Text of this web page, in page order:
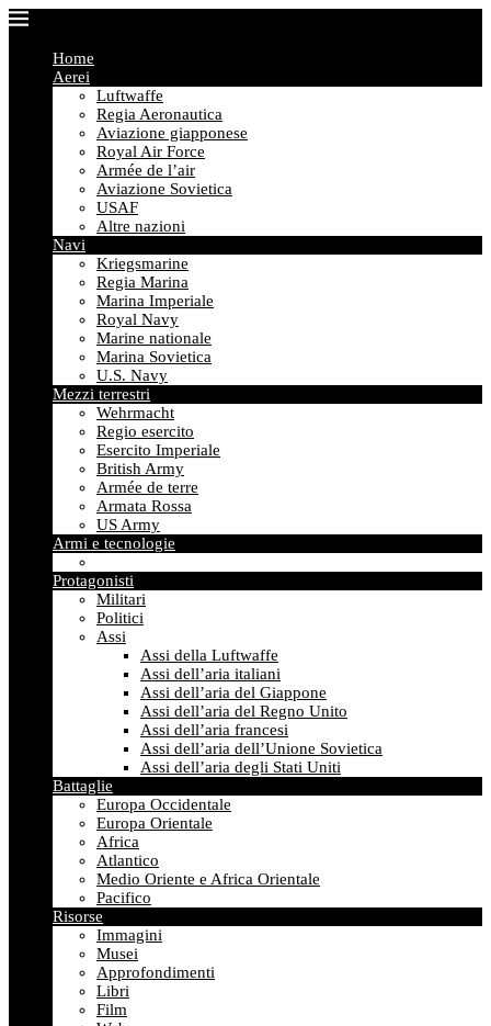
Home
Aerei
Luftwaffe
Regia Aeronautica
Aviazione giapponese
Royal Air Force
Armée de l’air
Aviazione Sovietica
USAF
Altre nazioni
Navi
Kriegsmarine
Regia Marina
Marina Imperiale
Royal Navy
Marine nationale
Marina Sovietica
U.S. Navy
Mezzi terrestri
Wehrmacht
Regio esercito
Esercito Imperiale
British Army
Armée de terre
Armata Rossa
US Army
Armi e tecnologie
Protagonisti
Militari
Politici
Assi
Assi della Luftwaffe
Assi dell’aria italiani
Assi dell’aria del Giappone
Assi dell’aria del Regno Unito
Assi dell’aria francesi
Assi dell’aria dell’Unione Sovietica
Assi dell’aria degli Stati Uniti
Battaglie
Europa Occidentale
Europa Orientale
Africa
Atlantico
Medio Oriente e Africa Orientale
Pacifico
Risorse
Immagini
Musei
Approfondimenti
Libri
Film